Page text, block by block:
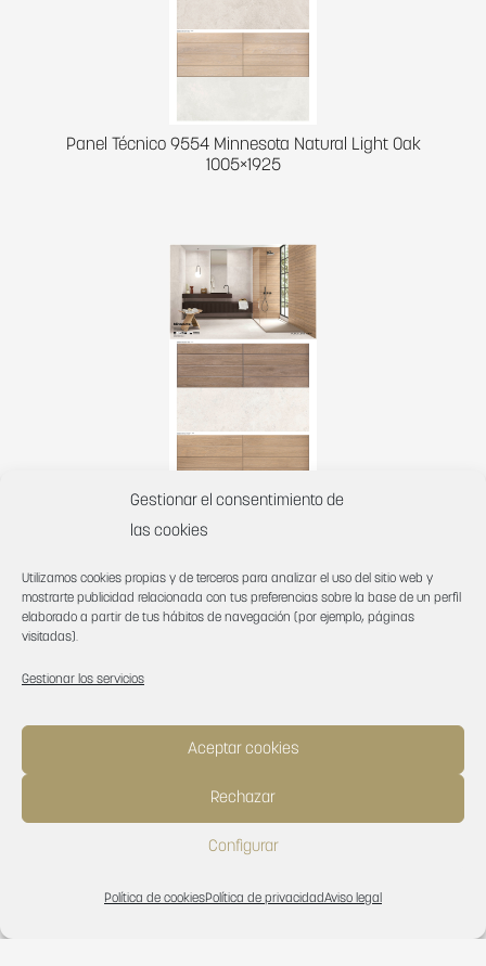
Gestionar el consentimiento de
las cookies
Utilizamos cookies propias y de terceros para analizar el uso del sitio web y
mostrarte publicidad relacionada con tus preferencias sobre la base de un perfil
elaborado a partir de tus hábitos de navegación (por ejemplo, páginas
visitadas).
Gestionar los servicios
Aceptar cookies
Rechazar
Configurar
Política de cookiesPolítica de privacidadAviso legal
Panel Técnico 9554 Minnesota Natural Light Oak
1005×1925